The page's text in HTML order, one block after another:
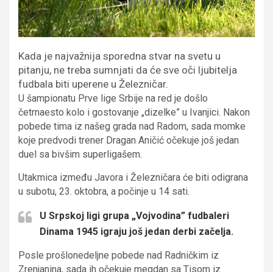
Kada je najvažnija sporedna stvar na svetu u
pitanju, ne treba sumnjati da će sve oči ljubitelja
fudbala biti uperene u Železničar.
U šampionatu Prve lige Srbije na red je došlo
četrnaesto kolo i gostovanje „dizelke” u Ivanjici. Nakon
pobede tima iz našeg grada nad Radom, sada momke
koje predvodi trener Dragan Aničić očekuje još jedan
duel sa bivšim superligašem.
Utakmica između Javora i Železničara će biti odigrana
u subotu, 23. oktobra, a počinje u 14 sati.
U Srpskoj ligi grupa „Vojvodina” fudbaleri
Dinama 1945 igraju još jedan derbi začelja.
Posle prošlonedeljne pobede nad Radničkim iz
Zrenjanina, sada ih očekuje megdan sa Tisom iz